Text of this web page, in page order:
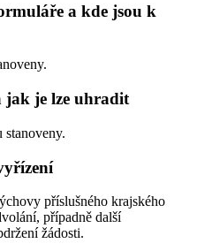
a kde jsou k
jak je lze uhradit
stanoveny.
příslušného krajského
případně další
žádosti.